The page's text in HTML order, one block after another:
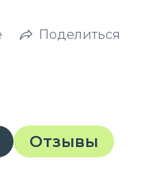
Поделиться
Отзывы